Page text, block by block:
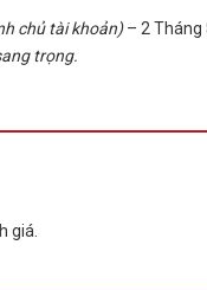
chủ tài khoản) – 2 Tháng
trọng.
giá.